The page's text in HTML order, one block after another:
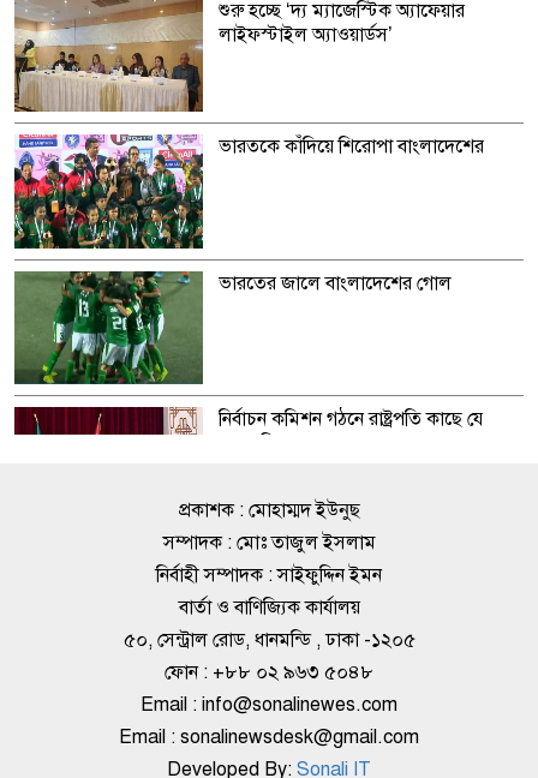
শুরু হচ্ছে ‘দ্য ম্যাজেস্টিক অ্যাফেয়ার
লাইফস্টাইল অ্যাওয়ার্ডস’
ভারতকে কাঁদিয়ে শিরোপা বাংলাদেশের
ভারতের জালে বাংলাদেশের গোল
নির্বাচন কমিশন গঠনে রাষ্ট্রপতি কাছে যে
প্রস্তাব দিল জাসদ
মালদ্বীপে প্রধানমন্ত্রীকে লালগালিচা সংবর্ধনা
উদ্বোধন বৃহস্পতিবার
প্রকাশক : মোহাম্মদ ইউনুছ
সম্পাদক : মোঃ তাজুল ইসলাম
নির্বাহী সম্পাদক : সাইফুদ্দিন ইমন
বার্তা ও বাণিজ্যিক কার্যালয়
৫০, সেন্ট্রাল রোড, ধানমন্ডি , ঢাকা -১২০৫
ফোন : +৮৮ ০২ ৯৬৩ ৫০৪৮
Email : info@sonalinewes.com
Email : sonalinewsdesk@gmail.com
Developed By: Sonali IT